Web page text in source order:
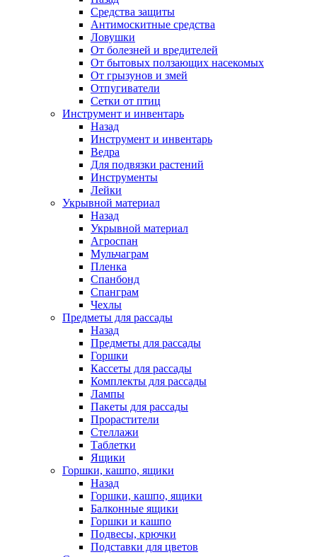
Средства защиты
Антимоскитные средства
Ловушки
От болезней и вредителей
От бытовых ползающих насекомых
От грызунов и змей
Отпугиватели
Сетки от птиц
Инструмент и инвентарь
Назад
Инструмент и инвентарь
Ведра
Для подвязки растений
Инструменты
Лейки
Укрывной материал
Назад
Укрывной материал
Агроспан
Мульчаграм
Пленка
Спанбонд
Спанграм
Чехлы
Предметы для рассады
Назад
Предметы для рассады
Горшки
Кассеты для рассады
Комплекты для рассады
Лампы
Пакеты для рассады
Прорастители
Стеллажи
Таблетки
Ящики
Горшки, кашпо, ящики
Назад
Горшки, кашпо, ящики
Балконные ящики
Горшки и кашпо
Подвесы, крючки
Подставки для цветов